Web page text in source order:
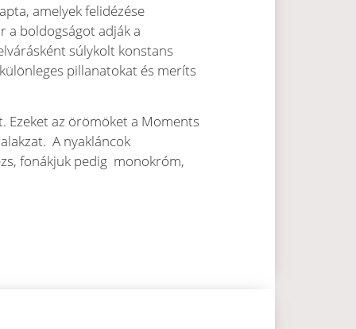
amelyek felidézése
a boldogságot adják a
súlykolt konstans
pillanatokat és meríts
Ezeket az örömöket a Moments
A nyakláncok
fonákjuk pedig monokróm,